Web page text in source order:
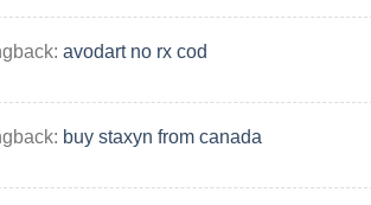
avodart no rx cod
buy staxyn from canada